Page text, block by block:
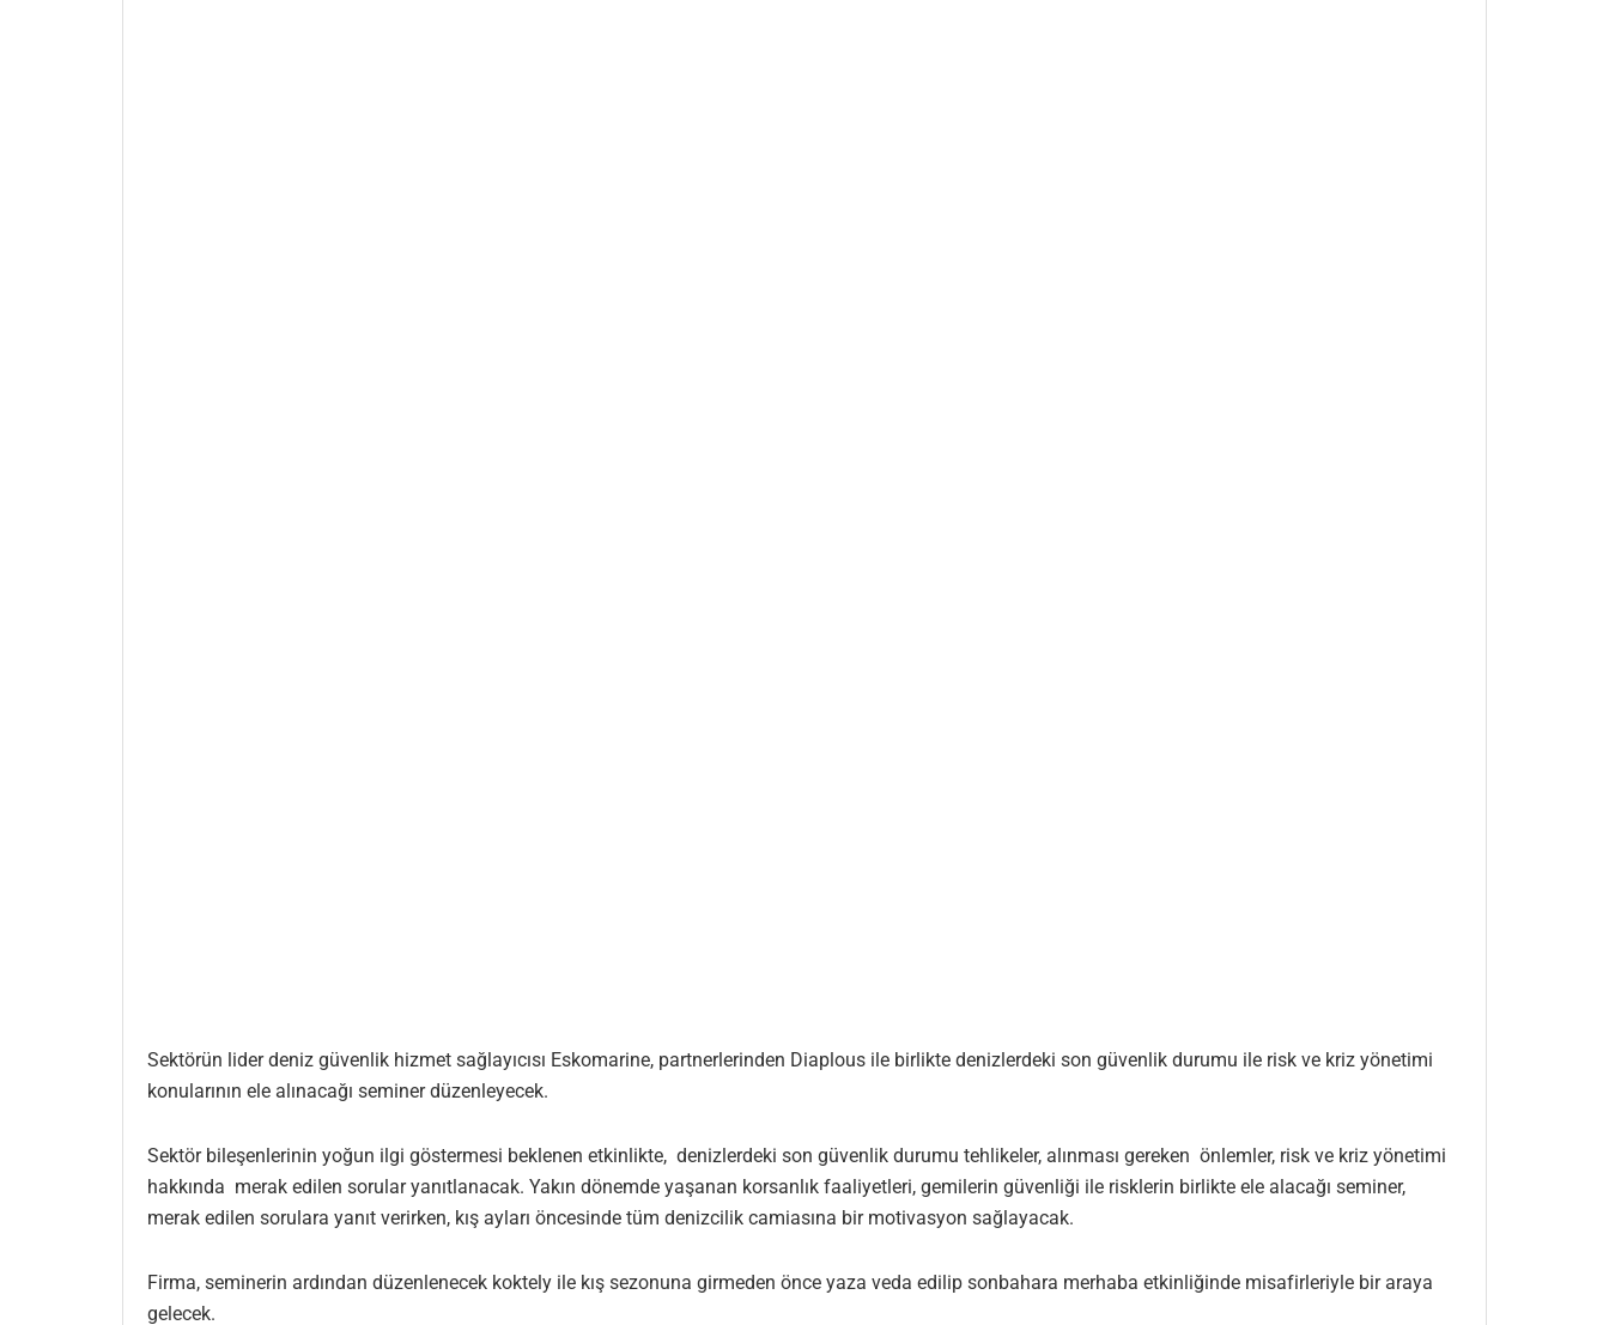
Sektörün lider deniz güvenlik hizmet sağlayıcısı Eskomarine, partnerlerinden Diaplous ile birlikte denizlerdeki son güvenlik durumu ile risk ve kriz yönetimi
konularının ele alınacağı seminer düzenleyecek.
Sektör bileşenlerinin yoğun ilgi göstermesi beklenen etkinlikte, denizlerdeki son güvenlik durumu tehlikeler, alınması gereken önlemler, risk ve kriz yönetimi
hakkında merak edilen sorular yanıtlanacak. Yakın dönemde yaşanan korsanlık faaliyetleri, gemilerin güvenliği ile risklerin birlikte ele alacağı seminer,
merak edilen sorulara yanıt verirken, kış ayları öncesinde tüm denizcilik camiasına bir motivasyon sağlayacak.
Firma, seminerin ardından düzenlenecek koktely ile kış sezonuna girmeden önce yaza veda edilip sonbahara merhaba etkinliğinde misafirleriyle bir araya
gelecek.